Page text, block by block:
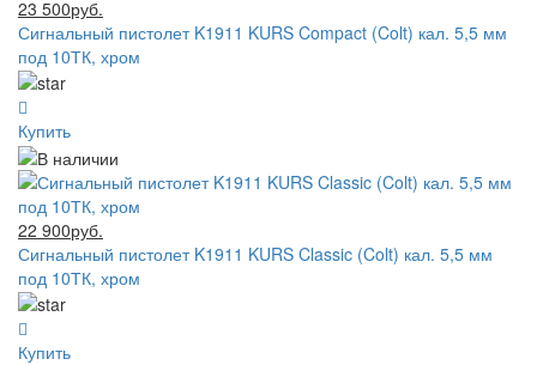
23 500руб.
Сигнальный пистолет K1911 KURS Compact (Colt) кал. 5,5 мм
под 10ТК, хром
Купить
22 900руб.
Сигнальный пистолет K1911 KURS Classic (Colt) кал. 5,5 мм
под 10ТК, хром
Купить